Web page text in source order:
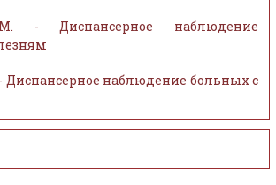
- Диспансерное наблюдение
наблюдение больных с